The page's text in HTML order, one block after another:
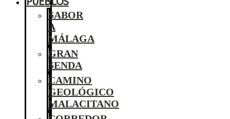
SABOR
A
MÁLAGA
GRAN
SENDA
CAMINO
GEOLÓGICO
MALACITANO